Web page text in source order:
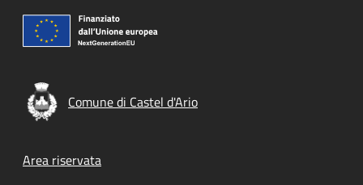
Comune di Castel d'Ario
Footer menu
Area riservata